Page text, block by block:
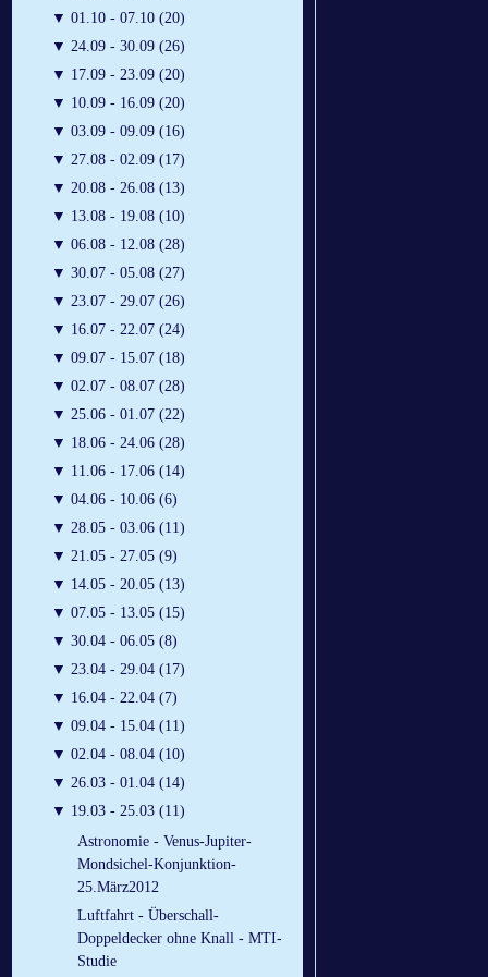
▼ 01.10 - 07.10 (20)
▼ 24.09 - 30.09 (26)
▼ 17.09 - 23.09 (20)
▼ 10.09 - 16.09 (20)
▼ 03.09 - 09.09 (16)
▼ 27.08 - 02.09 (17)
▼ 20.08 - 26.08 (13)
▼ 13.08 - 19.08 (10)
▼ 06.08 - 12.08 (28)
▼ 30.07 - 05.08 (27)
▼ 23.07 - 29.07 (26)
▼ 16.07 - 22.07 (24)
▼ 09.07 - 15.07 (18)
▼ 02.07 - 08.07 (28)
▼ 25.06 - 01.07 (22)
▼ 18.06 - 24.06 (28)
▼ 11.06 - 17.06 (14)
▼ 04.06 - 10.06 (6)
▼ 28.05 - 03.06 (11)
▼ 21.05 - 27.05 (9)
▼ 14.05 - 20.05 (13)
▼ 07.05 - 13.05 (15)
▼ 30.04 - 06.05 (8)
▼ 23.04 - 29.04 (17)
▼ 16.04 - 22.04 (7)
▼ 09.04 - 15.04 (11)
▼ 02.04 - 08.04 (10)
▼ 26.03 - 01.04 (14)
▼ 19.03 - 25.03 (11)
Astronomie - Venus-Jupiter-
Mondsichel-Konjunktion-
25.März2012
Luftfahrt - Überschall-
Doppeldecker ohne Knall - MTI-
Studie